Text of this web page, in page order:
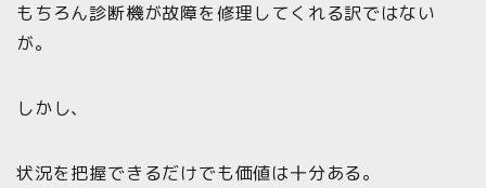
もちろん診断機が故障を修理してくれる訳ではない
が。
しかし、
状況を把握できるだけでも価値は十分ある。